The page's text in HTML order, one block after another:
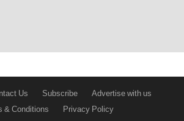
Us Subscribe
Advertise with us
& Conditions
Privacy Policy